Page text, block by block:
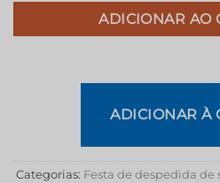
ADICIONAR AO
ADICIONAR À
Categorias: Festa de despedida de